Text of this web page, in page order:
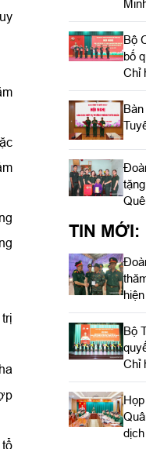
Bộ
bố
Chỉ
TIN MỚI:
cốt
Bộ
Chỉ
trực